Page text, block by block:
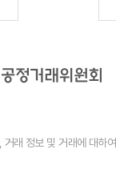
래 정보 및 거래에 대하여